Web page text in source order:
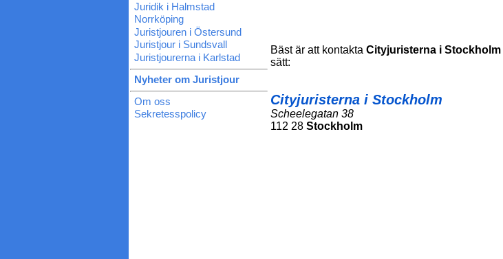
Juridik i Halmstad
Norrköping
Juristjouren i Östersund
Juristjour i Sundsvall
Juristjourerna i Karlstad
Nyheter om Juristjour
Om oss
Sekretesspolicy
Bäst är att kontakta Cityjuristerna i Stockholm
sätt:
Cityjuristerna i Stockholm
Scheelegatan 38
112 28 Stockholm